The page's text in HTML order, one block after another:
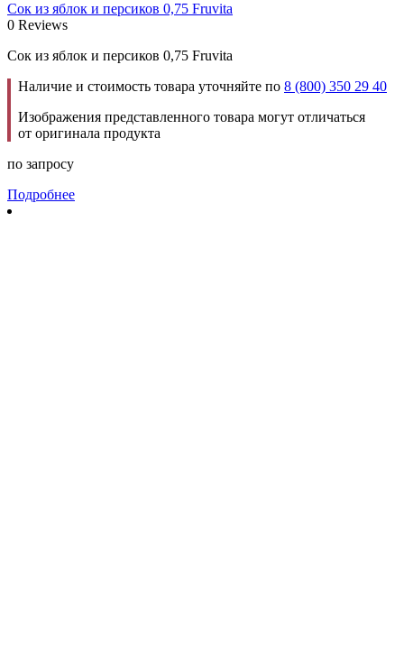
Сок из яблок и персиков 0,75 Fruvita
0 Reviews
Сок из яблок и персиков 0,75 Fruvita
Наличие и стоимость товара уточняйте по 8 (800) 350 29 40
Изображения представленного товара могут отличаться
от оригинала продукта
по запросу
Подробнее